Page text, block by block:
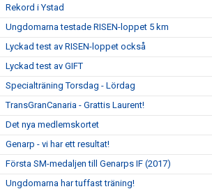
Rekord i Ystad
Ungdomarna testade RISEN-loppet 5 km
Lyckad test av RISEN-loppet också
Lyckad test av GIFT
Specialträning Torsdag - Lördag
TransGranCanaria - Grattis Laurent!
Det nya medlemskortet
Genarp - vi har ett resultat!
Första SM-medaljen till Genarps IF (2017)
Ungdomarna har tuffast träning!